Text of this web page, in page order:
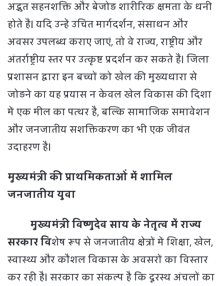
अद्भुत सहनशक्ति और बेजोड़ शारीरिक क्षमता के धनी
होते हैं। यदि उन्हें उचित मार्गदर्शन, संसाधन और
अवसर उपलब्ध कराए जाएं, तो वे राज्य, राष्ट्रीय और
अंतर्राष्ट्रीय स्तर पर उत्कृष्ट प्रदर्शन कर सकते हैं। जिला
प्रशासन द्वारा इन बच्चों को खेल की मुख्यधारा से
जोड़ने का यह प्रयास न केवल खेल विकास की दिशा
में एक मील का पत्थर है, बल्कि सामाजिक समावेशन
और जनजातीय सशक्तिकरण का भी एक जीवंत
उदाहरण है।
मुख्यमंत्री की प्राथमिकताओं में शामिल
जनजातीय युवा
मुख्यमंत्री विष्णुदेव साय के नेतृत्व में राज्य
सरकार विशेष रूप से जनजातीय क्षेत्रों में शिक्षा, खेल,
स्वास्थ्य और कौशल विकास के अवसरों का विस्तार
कर रही है। सरकार का संकल्प है कि दूरस्थ अंचलों का